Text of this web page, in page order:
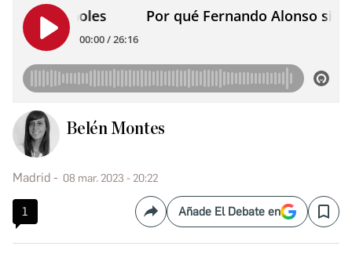
Belén Montes
Madrid 08 mar. 2023 - 20:22
1 CompartirAñade El Debate en Save